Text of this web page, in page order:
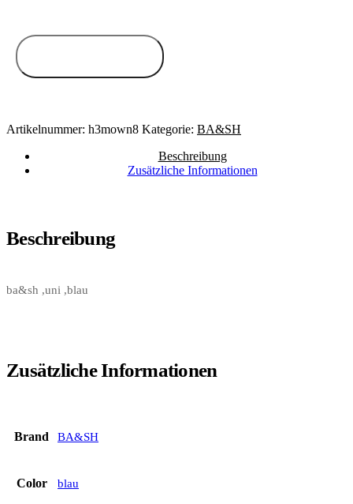
Artikelnummer: h3mown8 Kategorie: BA&SH
Beschreibung
Zusätzliche Informationen
Beschreibung
ba&sh ,uni ,blau
Zusätzliche Informationen
Brand BA&SH
Color blau